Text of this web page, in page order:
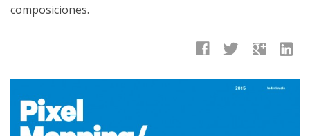
composiciones.
facebook twitter google linkedin